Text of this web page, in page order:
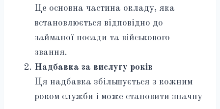
Це основна частина окладу, яка
встановлюється відповідно до
займаної посади та військового
звання.
Надбавка за вислугу років
Ця надбавка збільшується з кожним
роком служби і може становити значну